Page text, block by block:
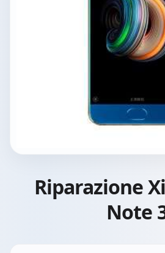
Riparazione
Note